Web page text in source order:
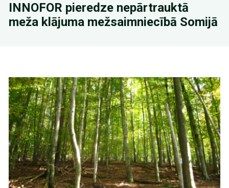
INNOFOR pieredze nepārtrauktā
meža klājuma mežsaimniecībā Somijā
Attēls